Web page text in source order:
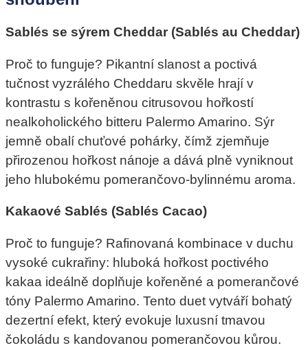
Sablés se sýrem Cheddar (Sablés au Cheddar)
Proč to funguje? Pikantní slanost a poctivá
tučnost vyzrálého Cheddaru skvěle hrají v
kontrastu s kořeněnou citrusovou hořkostí
nealkoholického bitteru Palermo Amarino. Sýr
jemně obalí chuťové pohárky, čímž zjemňuje
přirozenou hořkost náпоje a dává plně vyniknout
jeho hlubokému pomerančovo-bylinnému aroma.
Kakaové Sablés (Sablés Cacao)
Proč to funguje? Rafinovaná kombinace v duchu
vysoké cukrařiny: hluboká hořkost poctivého
kakaa ideálně doplňuje kořeněné a pomerančové
tóny Palermo Amarino. Tento duet vytváří bohatý
dezertní efekt, který evokuje luxusní tmavou
čokoládu s kandovanou pomerančovou kůrou.